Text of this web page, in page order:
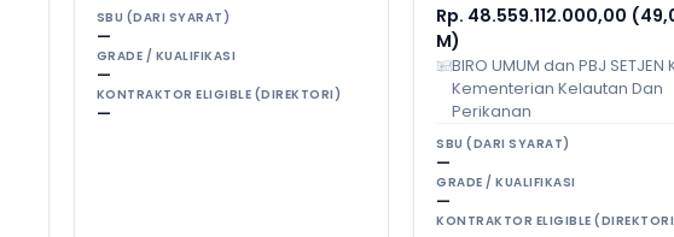
SBU (DARI SYARAT)
—
GRADE / KUALIFIKASI
—
KONTRAKTOR ELIGIBLE (DIREKTORI)
—
Rp. 48.559.112.000,00
M)
BIRO UMUM dan PBJ SETJEN
Kementerian Kelautan Dan
Perikanan
SBU (DARI SYARAT)
—
GRADE / KUALIFIKASI
—
KONTRAKTOR ELIGIBLE